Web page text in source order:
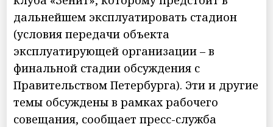
дальнейшем эксплуатировать стадион
(условия передачи объекта
эксплуатирующей организации – в
финальной стадии обсуждения с
Правительством Петербурга). Эти и другие
темы обсуждены в рамках рабочего
совещания, сообщает пресс-служба